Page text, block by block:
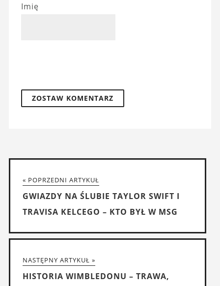
Imię
« POPRZEDNI ARTYKUŁ
GWIAZDY NA ŚLUBIE TAYLOR SWIFT I
TRAVISA KELCEGO – KTO BYŁ W MSG
NASTĘPNY ARTYKUŁ »
HISTORIA WIMBLEDONU – TRAWA,